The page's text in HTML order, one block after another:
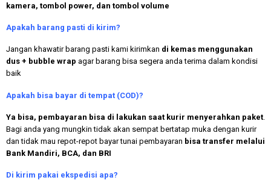
kamera, tombol power, dan tombol volume
Apakah barang pasti di kirim?
Jangan khawatir barang pasti kami kirimkan di kemas menggunakan
dus + bubble wrap agar barang bisa segera anda terima dalam kondisi
baik
Apakah bisa bayar di tempat (COD)?
Ya bisa, pembayaran bisa di lakukan saat kurir menyerahkan paket
Bagi anda yang mungkin tidak akan sempat bertatap muka dengan kurir
dan tidak mau repot-repot bayar tunai pembayaran bisa transfer melalui
Bank Mandiri, BCA, dan BRI
Di kirim pakai ekspedisi apa?